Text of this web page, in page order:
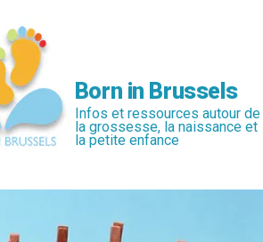
Born in Brussels
Infos et ressources autour de
la grossesse, la naissance et
la petite enfance